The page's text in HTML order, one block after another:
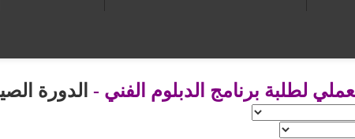
لطلبة برنامج الدبلوم الفني - الدورة